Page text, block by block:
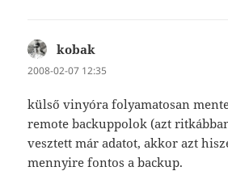
kobak
2008-02-07 12:35
külső vinyóra folyamatosan
remote backuppolok (azt
vesztett már adatot, akkor azt
mennyire fontos a backup.